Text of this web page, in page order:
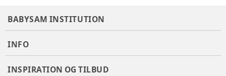
BABYSAM INSTITUTION
INFO
INSPIRATION OG TILBUD